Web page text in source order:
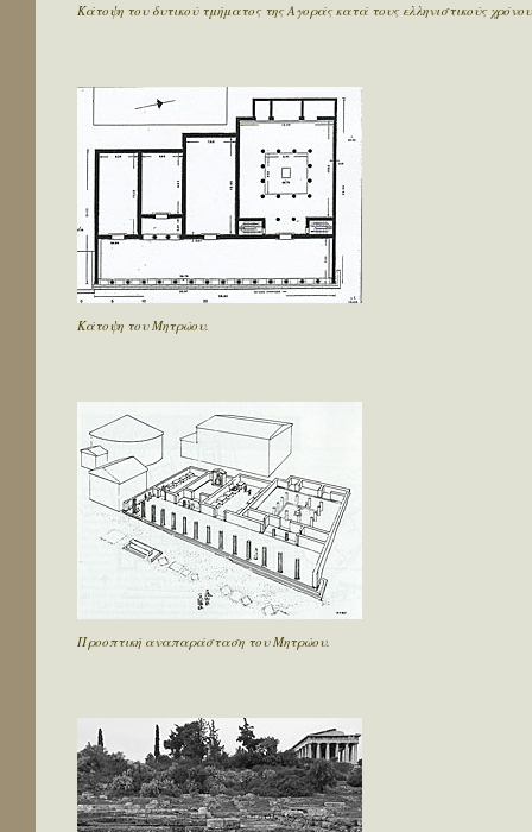
Κάτοψη του δυτικού τμήματος της Αγοράς κατά τους ελληνιστικούς
Κάτοψη του Μητρώου.
Προοπτική αναπαράσταση του Μητρώου.